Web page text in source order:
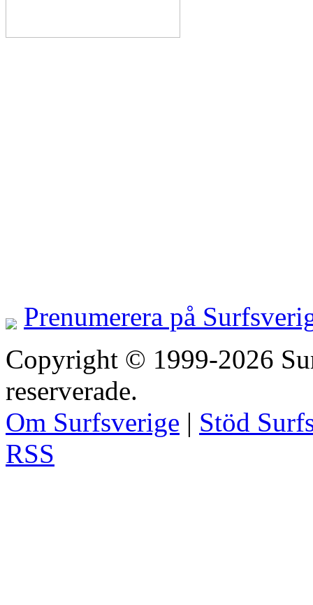
Prenumerera på
Copyright © 1999-2026
reserverade.
Om Surfsverige | Stöd
RSS